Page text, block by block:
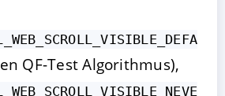
QF-Test Algorithmus),